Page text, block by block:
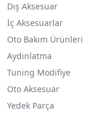
Dış Aksesuar
İç Aksesuarlar
Oto Bakım Ürünleri
Aydınlatma
Tuning Modifiye
Oto Aksesuar
Yedek Parça